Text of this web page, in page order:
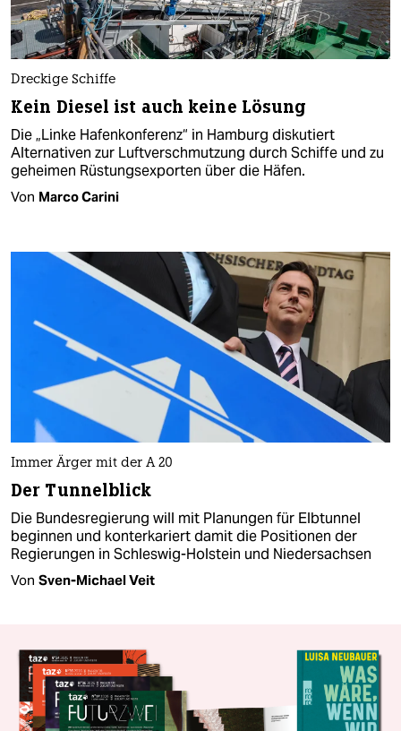
Dreckige Schiffe
Kein Diesel ist auch keine Lösung
Die „Linke Hafenkonferenz“ in Hamburg diskutiert
Alternativen zur Luftverschmutzung durch Schiffe und zu
geheimen Rüstungsexporten über die Häfen.
Von Marco Carini
Immer Ärger mit der A 20
Der Tunnelblick
Die Bundesregierung will mit Planungen für Elbtunnel
beginnen und konterkariert damit die Positionen der
Regierungen in Schleswig-Holstein und Niedersachsen
Von Sven-Michael Veit